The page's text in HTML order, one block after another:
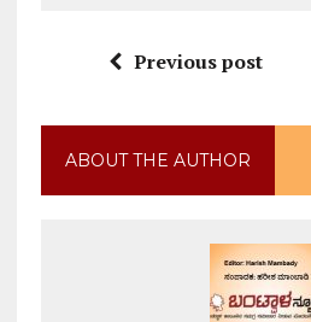
Previous post
ABOUT THE AUTHOR